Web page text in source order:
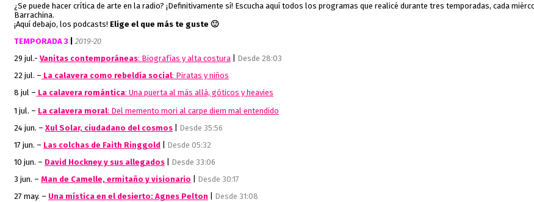
¿Se puede hacer crítica de arte en la radio? ¡Definitivamente sí! Escucha aquí todos los programas que realicé durante tres temporadas, cada
Barrachina.
¡Aquí debajo, los podcasts! Elige el que más te guste 🙂
TEMPORADA 3
2019-20
29 jul.- Vanitas contemporáneas: Biografías y alta costura
Desde 28:03
22 jul. – La calavera como rebeldía social: Piratas y niños
8 jul – La calavera romántica: Una puerta al más allá, góticos y heavies
1 jul. – La calavera moral: Del memento mori al carpe diem mal entendido
24 jun. – Xul Solar, ciudadano del cosmos
Desde 35:56
17 jun. – Las colchas de Faith Ringgold
Desde 05:32
10 jun. – David Hockney y sus allegados
Desde 33:06
3 jun. – Man de Camelle, ermitaño y visionario
Desde 30:17
27 may. – Una mística en el desierto: Agnes Pelton
Desde 31:08